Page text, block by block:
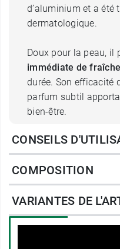
d’aluminium et a été
dermatologique.
Doux pour la peau, il
immédiate de
durée. Son efficacité
parfum subtil
bien-être.
Les bienfaits
Non irritant, il
Il est indiqué pour la
quel que soit le flux.
CONSEILS
COMPOSITION
VARIANTES DE